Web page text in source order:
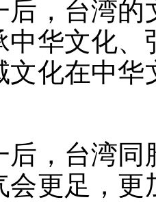
后，台湾的
中华文化
文化在中
后，台湾同
会更足，